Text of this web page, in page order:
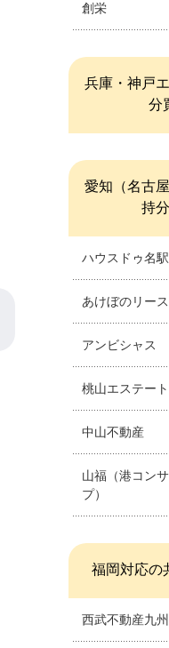
創栄
兵庫・神戸
分
愛知（名古
持
ハウスドゥ名
あけぼのリー
アンビシャス
桃山エステート
中山不動産
山福（港コン
プ）
福岡対応の
西武不動産九州